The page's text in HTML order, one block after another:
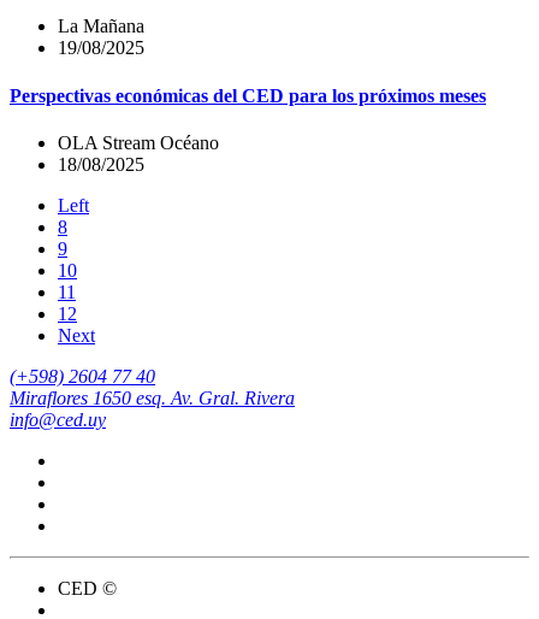
La Mañana
19/08/2025
Perspectivas económicas del CED para los próximos meses
OLA Stream Océano
18/08/2025
Left
8
9
10
11
12
Next
(+598) 2604 77 40
Miraflores 1650 esq. Av. Gral. Rivera
info@ced.uy
CED ©